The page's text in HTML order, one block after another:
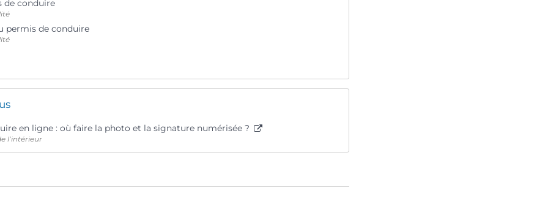
de conduire
permis de conduire
en ligne : où faire la photo et la signature numérisée ?
l’intérieur